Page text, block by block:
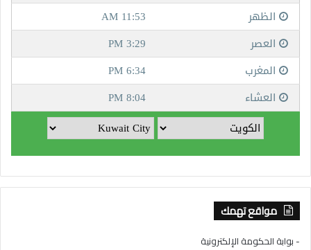
مواقع تهمك
- بوابة الحكومة الإلكترونية